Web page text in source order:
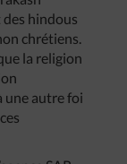
hindous
chrétiens.
la religion
une autre foi